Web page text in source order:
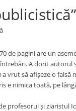
de pagini are un
A dorit autorul
vrut să afișeze o falsă
e nimica toată, pe
profesorul și ziaristul